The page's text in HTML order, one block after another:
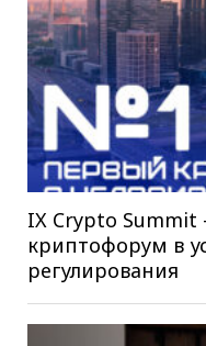
IX Crypto
криптофорум в
регулирования